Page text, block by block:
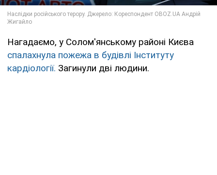
Нагадаємо, у Солом'янському районі Києва
спалахнула пожежа в будівлі Інституту
кардіології. Загинули дві людини.